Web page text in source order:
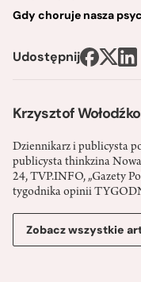
Krzysztof Wołodźko
Dziennikarz i publicysta
publicysta thinkzina
24, TVP.INFO, „Gazety
tygodnika opinii
Zobacz wszystkie
Gdy choruje nasza
Udostępnij